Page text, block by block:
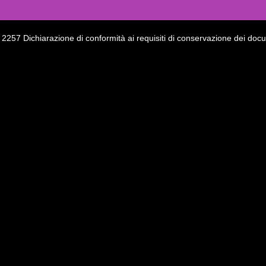
Dichiarazione di conformità ai requisiti di conservazione dei